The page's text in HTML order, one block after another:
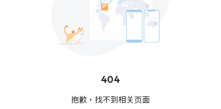
404
抱歉，找不到相关页面